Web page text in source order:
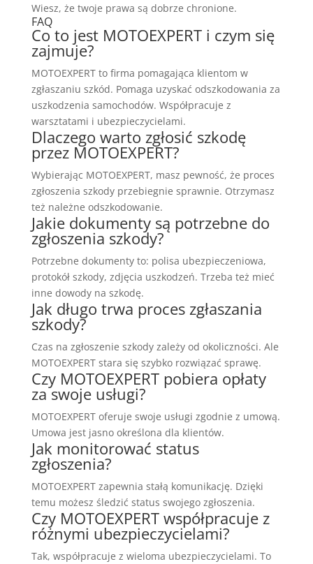
Wiesz, że twoje prawa są dobrze chronione.
FAQ
Co to jest MOTOEXPERT i czym się
zajmuje?
MOTOEXPERT to firma pomagająca klientom w
zgłaszaniu szkód. Pomaga uzyskać odszkodowania za
uszkodzenia samochodów. Współpracuje z
warsztatami i ubezpieczycielami.
Dlaczego warto zgłosić szkodę
przez MOTOEXPERT?
Wybierając MOTOEXPERT, masz pewność, że proces
zgłoszenia szkody przebiegnie sprawnie. Otrzymasz
też należne odszkodowanie.
Jakie dokumenty są potrzebne do
zgłoszenia szkody?
Potrzebne dokumenty to: polisa ubezpieczeniowa,
protokół szkody, zdjęcia uszkodzeń. Trzeba też mieć
inne dowody na szkodę.
Jak długo trwa proces zgłaszania
szkody?
Czas na zgłoszenie szkody zależy od okoliczności. Ale
MOTOEXPERT stara się szybko rozwiązać sprawę.
Czy MOTOEXPERT pobiera opłaty
za swoje usługi?
MOTOEXPERT oferuje swoje usługi zgodnie z umową.
Umowa jest jasno określona dla klientów.
Jak monitorować status
zgłoszenia?
MOTOEXPERT zapewnia stałą komunikację. Dzięki
temu możesz śledzić status swojego zgłoszenia.
Czy MOTOEXPERT współpracuje z
różnymi ubezpieczycielami?
Tak, współpracuje z wieloma ubezpieczycielami. To